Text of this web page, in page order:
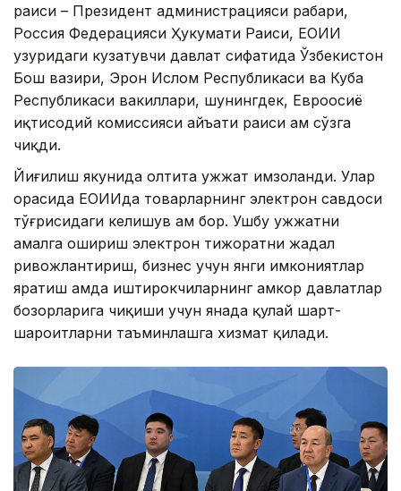
раиси – Президент администрацияси раҳбари,
Россия Федерацияси Ҳукумати Раиси, ЕОИИ
ҳузуридаги кузатувчи давлат сифатида Ўзбекистон
Бош вазири, Эрон Ислом Республикаси ва Куба
Республикаси вакиллари, шунингдек, Евроосиё
иқтисодий комиссияси ҳайъати раиси ҳам сўзга
чиқди.
Йиғилиш якунида олтита ҳужжат имзоланди. Улар
орасида ЕОИИда товарларнинг электрон савдоси
тўғрисидаги келишув ҳам бор. Ушбу ҳужжатни
амалга ошириш электрон тижоратни жадал
ривожлантириш, бизнес учун янги имкониятлар
яратиш ҳамда иштирокчиларнинг ҳамкор давлатлар
бозорларига чиқиши учун янада қулай шарт-
шароитларни таъминлашга хизмат қилади.